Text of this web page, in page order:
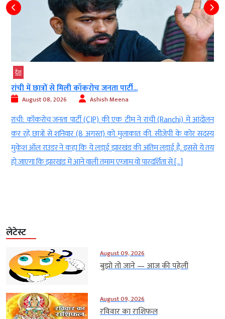
देश
रांची में छात्रों से मिली कॉकरोच जनता पार्टी...
August 08, 2026 Ashish Meena
रांची: कॉकरोच जनता पार्टी (CJP) की एक टीम ने रांची (Ranchi) में आंदोलन
कर रहे छात्रों से शनिवार (8 अगस्त) को मुलाकात की. सीजेपी के कोर सदस्य
मुकेश ऑल राउंडर ने कहा कि ये लड़ाई झारखंड की अंतिम लड़ाई है. इससे ये तय
हो जाएगा कि झारखंड में आने वाली तमाम एग्जाम वो पारदर्शिता से […]
लेटेस्ट
August 09, 2026
बुझो तो जाने — आज की पहेली
August 09, 2026
रविवार का राशिफल